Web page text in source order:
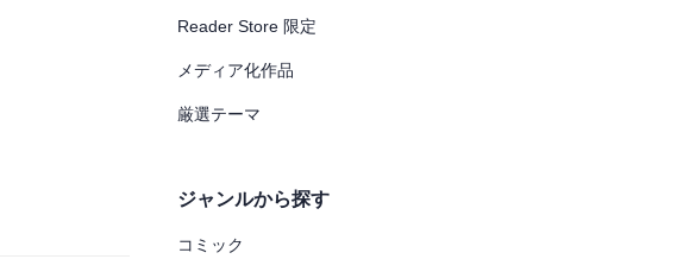
Reader Store 限定
メディア化作品
厳選テーマ
ジャンルから探す
コミック